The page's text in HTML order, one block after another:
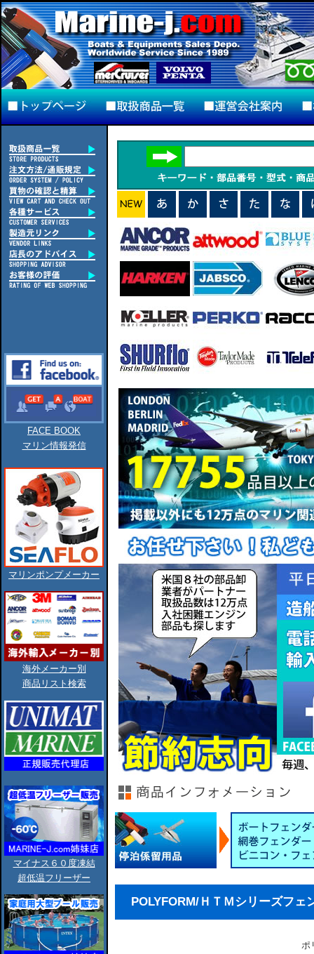
FACE BOOK
マリン情報発信
マリンポンプメーカー
海外メーカー別
商品リスト検索
マイナス６０度凍結
超低温フリーザー
POLYFORM/ＨＴＭシリーズフェ
ポ